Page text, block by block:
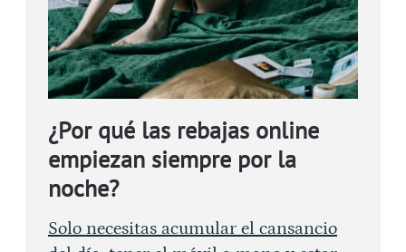
¿Por qué las rebajas online
empiezan siempre por la
noche?
Solo necesitas acumular el cansancio